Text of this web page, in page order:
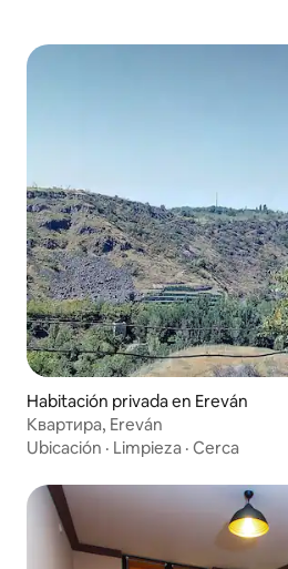
Habitación privada en Ereván
Квартира, Ereván
Ubicación · Limpieza · Cerca